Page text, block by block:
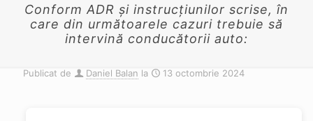
Conform ADR și instrucțiunilor scrise, în
care din următoarele cazuri trebuie să
intervină conducătorii auto:
Publicat de Daniel Balan la 13 octombrie 2024